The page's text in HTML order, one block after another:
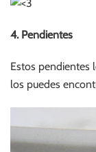
4. Pendientes
Estos pendientes
los puedes